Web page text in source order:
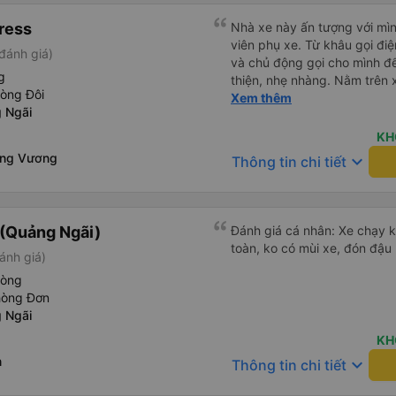
giá)
Đôi
Ngãi
Vương
Nhà xe này ấn tượng với
viên phụ xe. Từ khâu gọi điện đến lúc lên xe đều rát sát sao
và chủ động gọi cho mình
thiện, nhẹ nhàng. Nằm trên xe cũng khá thoải mái, chăn nệm
nước suối đầy đủ. Chuyến
Lúc xuống xe, điểm thả
Sợi ( Nha Trang ) và bắt
mình xuống ở đây không
mới. Cảm ơn nhà xe đã giúp
Xem thêm
Thông tin chi tiết keyboard_arrow_down
Ngãi)
giá)
Đơn
Ngãi
Đánh giá cá nhân: Xe chạy
toàn, ko có mùi xe, đón đậu
Thông tin chi tiết keyboard_arrow_down